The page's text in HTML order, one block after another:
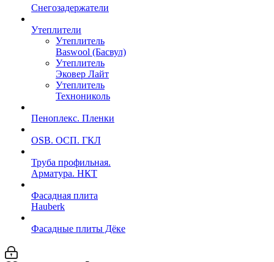
Снегозадержатели
Утеплители
Утеплитель
Baswool (Басвул)
Утеплитель
Эковер Лайт
Утеплитель
Технониколь
Пеноплекс. Пленки
OSB. ОСП. ГКЛ
Труба профильная.
Арматура. НКТ
Фасадная плита
Hauberk
Фасадные плиты Дёке